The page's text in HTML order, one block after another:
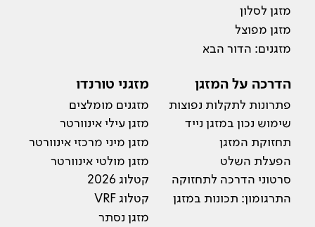
מזגן לסלון
מזגן מפוצל
מזגנים: הדור הבא
הדרכה על המזגן
פתרונות לתקלות נפוצות
שימוש נכון במזגן נייד
תחזוקת המזגן
הפעלת השלט
סרטוני הדרכה לתחזוקה
התרגומון: תכונות במזגן
מזגני טורנדו
מזגנים מומלצים
מזגן עילי אינוורטר
מזגן מיני מרכזי אינוורטר
מזגן מולטי אינוורטר
קטלוג 2026
קטלוג VRF
מזגן נסתר